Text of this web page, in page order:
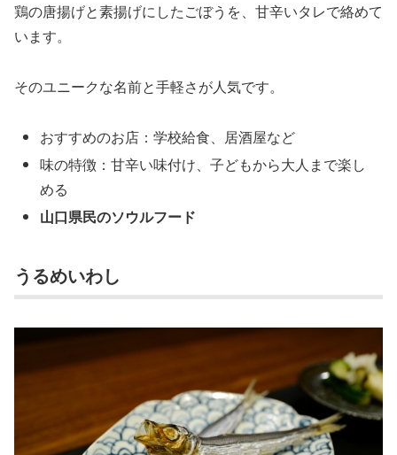
鶏の唐揚げと素揚げにしたごぼうを、甘辛いタレで絡めて
います。
そのユニークな名前と手軽さが人気です。
おすすめのお店：学校給食、居酒屋など
味の特徴：甘辛い味付け、子どもから大人まで楽し
める
山口県民のソウルフード
うるめいわし